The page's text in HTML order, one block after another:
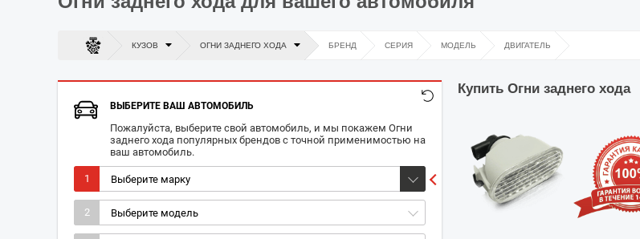
КУЗОВ ОГНИ ЗАДНЕГО ХОДА БРЕНД СЕРИЯ МОДЕЛЬ ДВИГАТЕЛЬ
ВЫБЕРИТЕ ВАШ АВТОМОБИЛЬ
Пожалуйста, выберите свой автомобиль, и мы покажем Огни
заднего хода популярных брендов с точной применимостью на
ваш автомобиль.
1
2
Купить Огни заднего хода